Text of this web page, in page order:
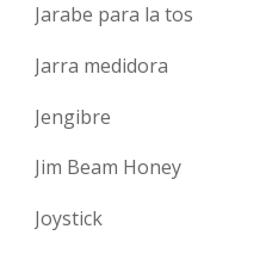
Jarabe para la tos
Jarra medidora
Jengibre
Jim Beam Honey
Joystick